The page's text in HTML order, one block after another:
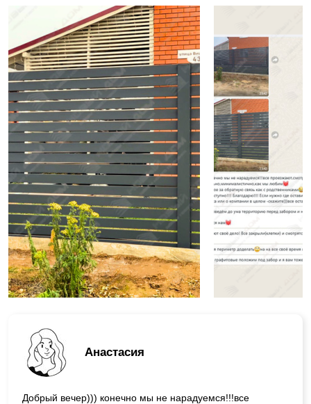
Анастасия
Добрый вечер))) конечно мы не нарадуемся!!!все